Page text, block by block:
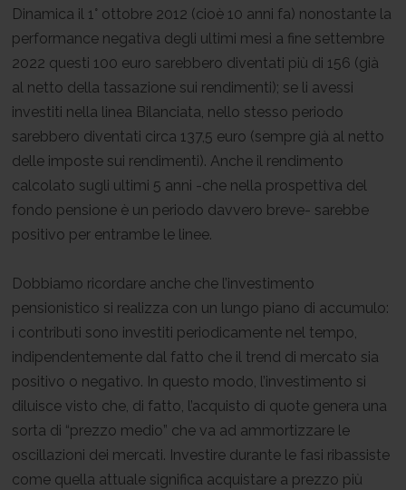
Dinamica il 1° ottobre 2012 (cioè 10 anni fa) nonostante la
performance negativa degli ultimi mesi a fine settembre
2022 questi 100 euro sarebbero diventati più di 156 (già
al netto della tassazione sui rendimenti); se li avessi
investiti nella linea Bilanciata, nello stesso periodo
sarebbero diventati circa 137,5 euro (sempre già al netto
delle imposte sui rendimenti). Anche il rendimento
calcolato sugli ultimi 5 anni -che nella prospettiva del
fondo pensione è un periodo davvero breve- sarebbe
positivo per entrambe le linee.
Dobbiamo ricordare anche che l’investimento
pensionistico si realizza con un lungo piano di accumulo:
i contributi sono investiti periodicamente nel tempo,
indipendentemente dal fatto che il trend di mercato sia
positivo o negativo. In questo modo, l’investimento si
diluisce visto che, di fatto, l’acquisto di quote genera una
sorta di “prezzo medio” che va ad ammortizzare le
oscillazioni dei mercati. Investire durante le fasi ribassiste
come quella attuale significa acquistare a prezzo più